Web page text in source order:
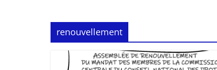
renouvellement